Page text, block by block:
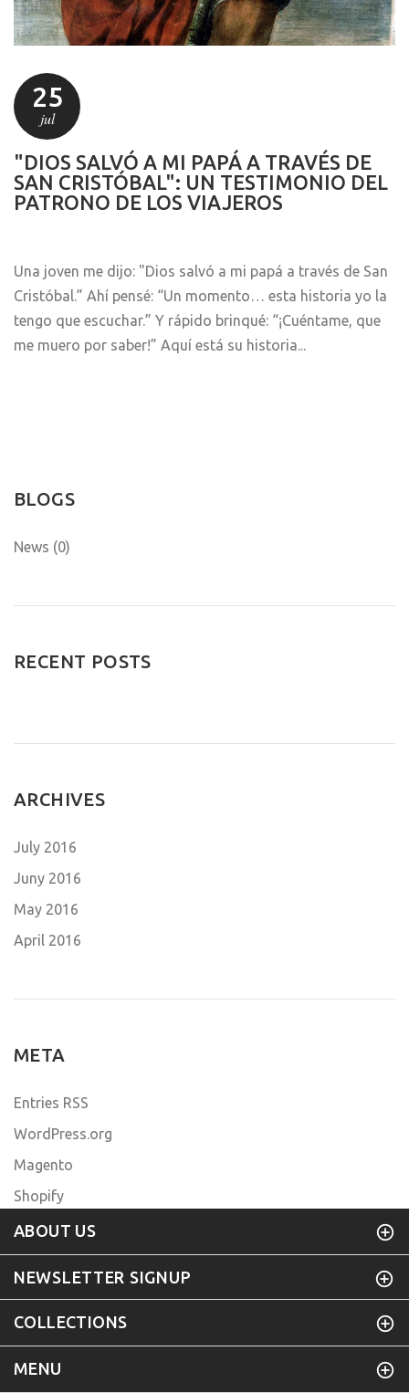
25
jul
"DIOS SALVÓ A MI PAPÁ A TRAVÉS DE
SAN CRISTÓBAL": UN TESTIMONIO DEL
PATRONO DE LOS VIAJEROS
Una joven me dijo: "Dios salvó a mi papá a través de San
Cristóbal.” Ahí pensé: “Un momento… esta historia yo la
tengo que escuchar.” Y rápido brinqué: “¡Cuéntame, que
me muero por saber!” Aquí está su historia...
BLOGS
News (0)
RECENT POSTS
ARCHIVES
July 2016
Juny 2016
May 2016
April 2016
META
Entries RSS
WordPress.org
Magento
Shopify
ABOUT US
NEWSLETTER SIGNUP
COLLECTIONS
MENU